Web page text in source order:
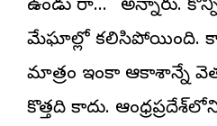
ఉండు రా…” అన్నారు.
మేఘాల్లో కలిసిపోయింది.
మాత్రం ఇంకా ఆకాశాన్నే
కొత్తది కాదు. ఆంధ్రప్రదేశ్‌లోని